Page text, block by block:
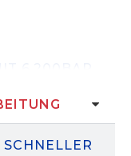
BEI
MIT